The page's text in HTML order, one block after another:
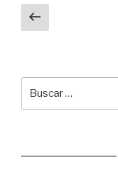
Navegación
de
Página
anterior